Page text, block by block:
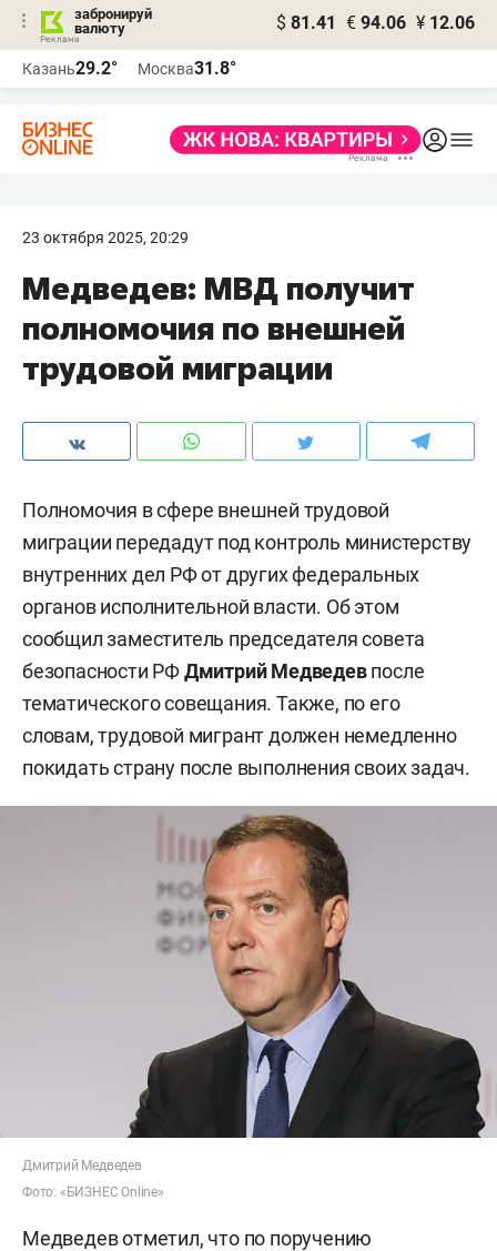
забронируй
валюту
$ 81.41 € 94.06 ¥ 12.06
Казань29.2° Москва31.8°
23 октября 2025, 20:29
Медведев: МВД получит
полномочия по внешней
трудовой миграции
Полномочия в сфере внешней трудовой
миграции передадут под контроль министерству
внутренних дел РФ от других федеральных
органов исполнительной власти. Об этом
сообщил заместитель председателя совета
безопасности РФДмитрий Медведевпосле
тематического совещания. Также, по его
словам, трудовой мигрант должен немедленно
покидать страну после выполнения своих задач.
Дмитрий Медведев
Фото: «БИЗНЕС Online»
Медведев отметил, что по поручению